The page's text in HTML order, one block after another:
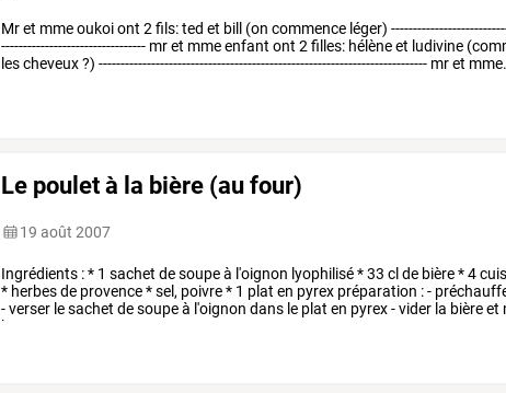
Mret mmeoukoiont 2 fils:ted et bill (on commence léger)
--------------------------------- mret mmeenfant ont 2 filles: hélèneet ludivine
lescheveux?) --------------------------------------------------------------------------- mret mme
Le poulet à la bière (au four)
19 août 2007
Ingrédients :* 1 sachet desoupeà l'oignon lyophilisé*33 cl de bière*4
* herbesde provence*sel, poivre* 1 plat en pyrex préparation :-
-verser lesachet desoupeà l'oignon dans le plat en pyrex-vider la bièreet
les